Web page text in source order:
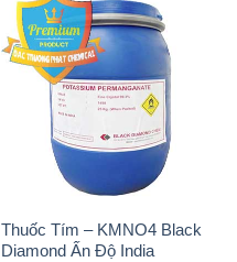
Thuốc Tím – KMNO4 Black
Diamond Ấn Độ India